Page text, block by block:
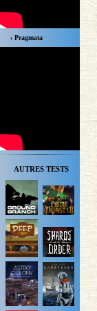
› Pragmata
AUTRES TESTS